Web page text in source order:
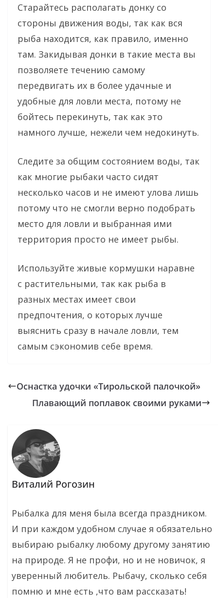
Старайтесь располагать донку со
стороны движения воды, так как вся
рыба находится, как правило, именно
там. Закидывая донки в такие места вы
позволяете течению самому
передвигать их в более удачные и
удобные для ловли места, потому не
бойтесь перекинуть, так как это
намного лучше, нежели чем недокинуть.
Следите за общим состоянием воды, так
как многие рыбаки часто сидят
несколько часов и не имеют улова лишь
потому что не смогли верно подобрать
место для ловли и выбранная ими
территория просто не имеет рыбы.
Используйте живые кормушки наравне
с растительными, так как рыба в
разных местах имеет свои
предпочтения, о которых лучше
выяснить сразу в начале ловли, тем
самым сэкономив себе время.
Оснастка удочки «Тирольской палочкой»
Плавающий поплавок своими руками
Виталий Рогозин
Рыбалка для меня была всегда праздником.
И при каждом удобном случае я обязательно
выбираю рыбалку любому другому занятию
на природе. Я не профи, но и не новичок, я
уверенный любитель. Рыбачу, сколько себя
помню и мне есть ,что вам рассказать!